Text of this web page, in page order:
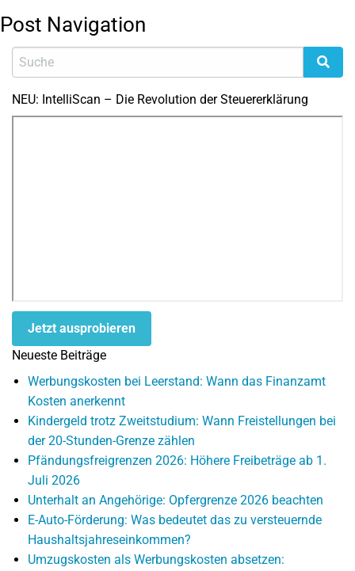
Post Navigation
NEU: IntelliScan – Die Revolution der Steuererklärung
Jetzt ausprobieren
Neueste Beiträge
Werbungskosten bei Leerstand: Wann das Finanzamt
Kosten anerkennt
Kindergeld trotz Zweitstudium: Wann Freistellungen bei
der 20-Stunden-Grenze zählen
Pfändungsfreigrenzen 2026: Höhere Freibeträge ab 1.
Juli 2026
Unterhalt an Angehörige: Opfergrenze 2026 beachten
E-Auto-Förderung: Was bedeutet das zu versteuernde
Haushaltsjahreseinkommen?
Umzugskosten als Werbungskosten absetzen: